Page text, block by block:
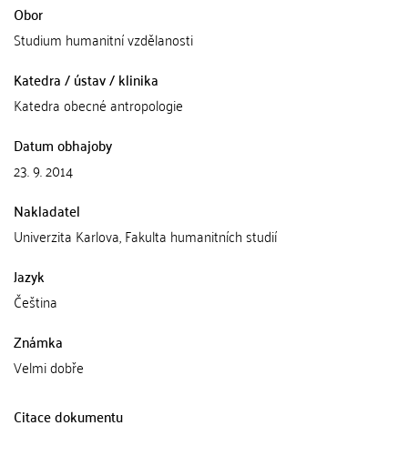
Obor
Studium humanitní vzdělanosti
Katedra / ústav / klinika
Katedra obecné antropologie
Datum obhajoby
23. 9. 2014
Nakladatel
Univerzita Karlova, Fakulta humanitních studií
Jazyk
Čeština
Známka
Velmi dobře
Citace dokumentu